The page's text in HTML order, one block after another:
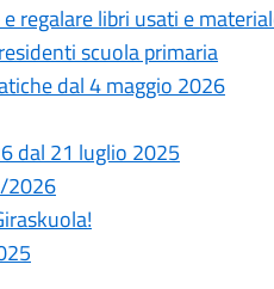
regalare libri usati e
scuola primaria
dal 4 maggio 2026
dal 21 luglio 2025
2026